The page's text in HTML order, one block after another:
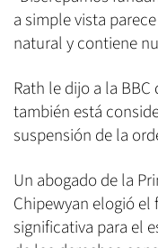
a simple vista
natural y contiene
Rath le dijo a la
también está
suspensión de la
Un abogado de la
Chipewyan elogió
significativa para el